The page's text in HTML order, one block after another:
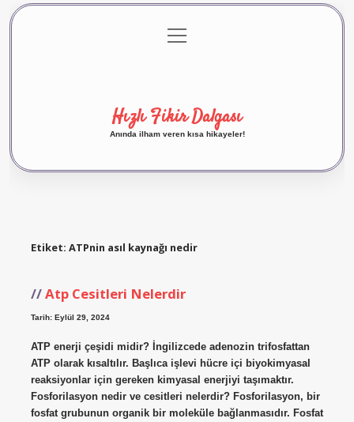
Gizlilik Politikası
menüyü
aç
Hızlı Fikir Dalgası
Anında ilham veren kısa hikayeler!
Etiket: ATPnin asıl kaynağı nedir
Atp Cesitleri Nelerdir
Tarih: Eylül 29, 2024
ATP enerji çeşidi midir? İngilizcede adenozin trifosfattan
ATP olarak kısaltılır. Başlıca işlevi hücre içi biyokimyasal
reaksiyonlar için gereken kimyasal enerjiyi taşımaktır.
Fosforilasyon nedir ve cesitleri nelerdir? Fosforilasyon, bir
fosfat grubunun organik bir moleküle bağlanmasıdır. Fosfat